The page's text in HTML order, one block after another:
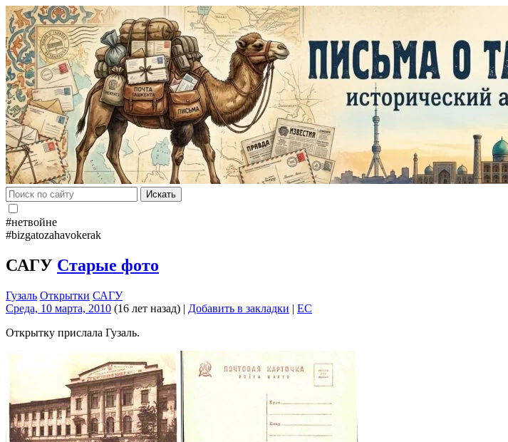
Искать
#нетвойне
#bizgatozahavokerak
САГУ Старые фото
Гузаль Открытки САГУ
Среда, 10 марта, 2010 (16 лет назад) | Добавить в закладки | EC
Открытку прислала Гузаль.